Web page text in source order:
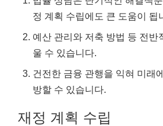
정 계획 수립에도 큰 도움이 됩
예산 관리와 저축 방법 등 전반
울 수 있습니다.
건전한 금융 관행을 익혀 미래
방할 수 있습니다.
재정 계획 수립